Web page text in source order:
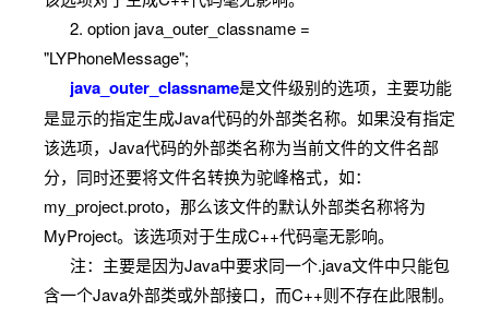
bytes
arbitrary
sequence of
bytes.
2. option java_outer_classname =
"LYPhoneMessage";
java_outer_classname是文件级别的选项，主要功能
是显示的指定生成Java代码的外部类名称。如果没有指定
该选项，Java代码的外部类名称为当前文件的文件名部
分，同时还要将文件名转换为驼峰格式，如：
my_project.proto，那么该文件的默认外部类名称将为
MyProject。该选项对于生成C++代码毫无影响。
注：主要是因为Java中要求同一个.java文件中只能包
含一个Java外部类或外部接口，而C++则不存在此限制。